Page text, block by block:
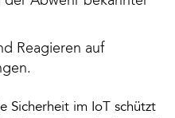
Reagieren auf
Sicherheit im IoT schützt